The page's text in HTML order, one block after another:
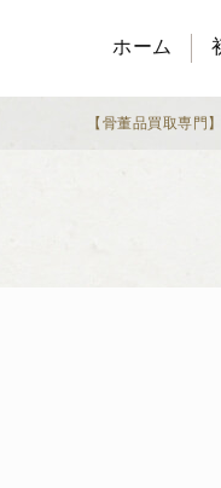
ホーム
【骨董品買取専門